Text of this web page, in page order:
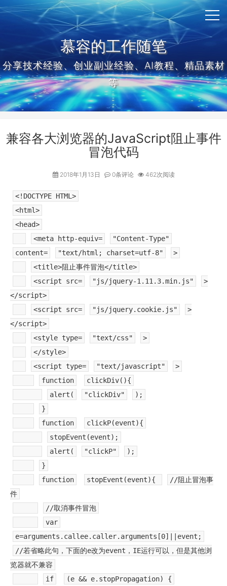
慕容的工作随笔
分享技术经验、创业副业经验、AI教程、精品素材
等
兼容各大浏览器的JavaScript阻止事件
冒泡代码
2018年1月13日 0条评论 462次阅读
<!DOCTYPE HTML>
<html>
<head>
<meta http-equiv=
"Content-Type"
content=
"text/html; charset=utf-8"
>
<title>阻止事件冒泡</title>
<script src=
"js/jquery-1.11.3.min.js"
>
</script>
<script src=
"js/jquery.cookie.js"
>
</script>
<style type=
"text/css"
>
</style>
<script type=
"text/javascript"
>
function
clickDiv(){
alert(
"clickDiv"
);
}
function
clickP(event){
stopEvent(event);
alert(
"clickP"
);
}
function
stopEvent(event){
//阻止冒泡事
件
//取消事件冒泡
var
e=arguments.callee.caller.arguments[0]||event;
//若省略此句，下面的e改为event，IE运行可以，但是其他浏
览器就不兼容
if
(e && e.stopPropagation) {